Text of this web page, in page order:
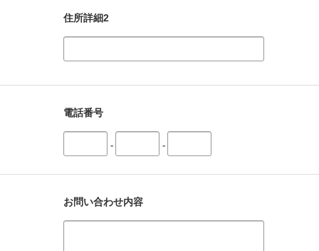
住所詳細2
電話番号
- -
お問い合わせ内容